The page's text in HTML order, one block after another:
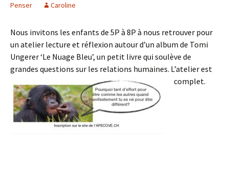
Penser
Caroline
Nous invitons les enfants de 5P à 8P à nous retrouver pour
un atelier lecture et réflexion autour d’un album de Tomi
Ungerer ‘Le Nuage Bleu’, un petit livre qui soulève de
grandes questions sur les relations humaines. L’atelier est
complet.